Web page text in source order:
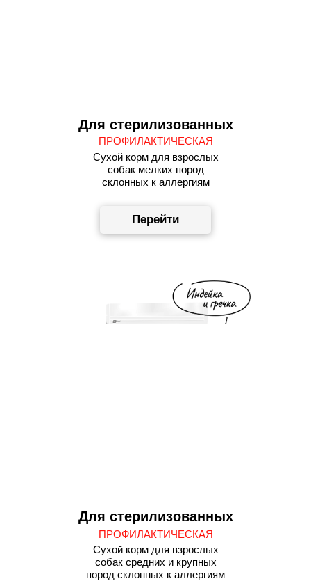
Для стерилизованных
Сухой корм для взрослых
собак средних и крупных
пород склонных к аллергиям
ПРОФИЛАКТИЧЕСКАЯ
Для стерилизованных
Сухой корм для взрослых
собак мелких пород
склонных к аллергиям
ПРОФИЛАКТИЧЕСКАЯ
Перейти